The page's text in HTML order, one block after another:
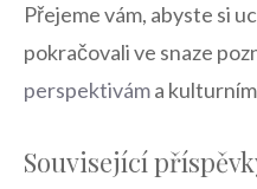
Přejeme vám, ⁤abyste si
pokračovali​ ve snaze
‌perspektiváma
Související